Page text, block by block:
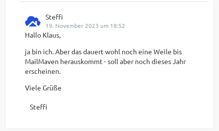
Steffi
19. November 2023 um 18:52
Hallo Klaus,
ja bin ich. Aber das dauert wohl noch eine Weile bis
MailMaven herauskommt - soll aber noch dieses Jahr
erscheinen.
Viele Grüße
Steffi